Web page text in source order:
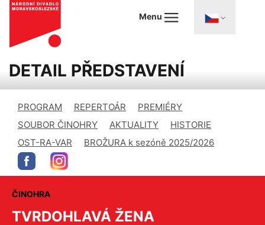
Menu
DETAIL PŘEDSTAVENÍ
PROGRAM REPERTOÁR
PREMIÉRY
SOUBOR ČINOHRY
AKTUALITY
HISTORIE
OST-RA-VAR
BROŽURA k sezóně 2025/2026
ČINOHRA
TVRDOHLAVÁ ŽENA